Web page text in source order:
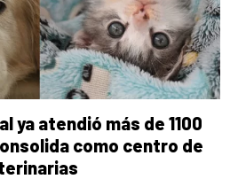
ya atendió más de 1100
como centro de